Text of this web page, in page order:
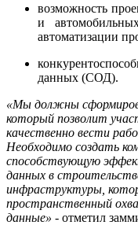
возможность
и
автоматизации
к
данных (СОД).
«Мы должны
который позволит
качественно вести
Необходимо создать
способствующую
данных в
инфраструктуры,
пространственный
данные» - отметил